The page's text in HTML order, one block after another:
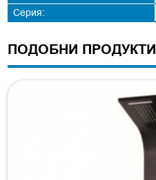
Серия:
ПОДОБНИ ПРОДУКТИ